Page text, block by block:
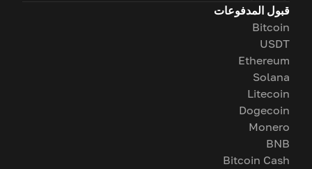
قبول المدفوعات
Bitcoin
USDT
Ethereum
Solana
Litecoin
Dogecoin
Monero
BNB
Bitcoin Cash